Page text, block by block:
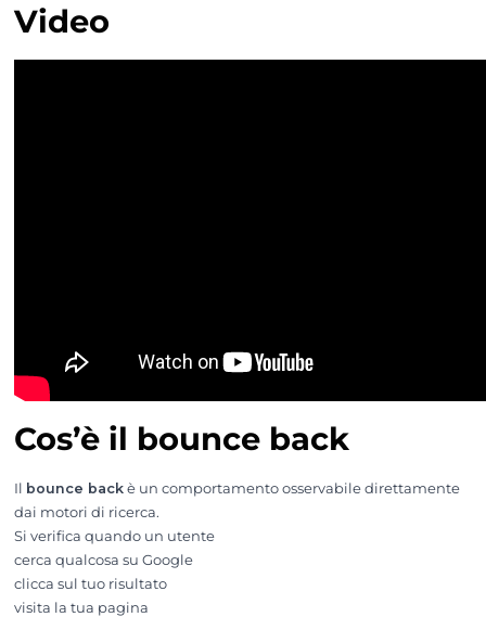
Video
Cos’è il bounce back
Il bounce backè un comportamento osservabile direttamente
dai motori di ricerca.
Si verifica quando un utente
cerca qualcosa su Google
clicca sul tuo risultato
visita la tua pagina